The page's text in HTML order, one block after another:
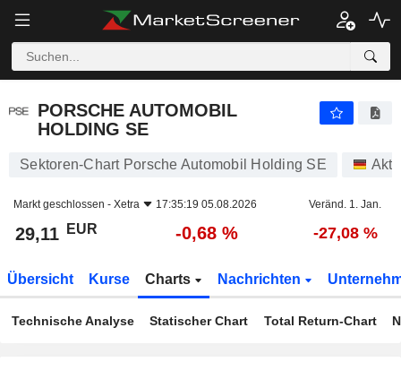
PORSCHE AUTOMOBIL
HOLDING SE
Sektoren-Chart Porsche Automobil Holding SE
Markt geschlossen - Xetra 17:35:19 05.08.2026 Veränd. 1. Jan.
29,11 EUR -0,68 % -27,08 %
Übersicht Kurse Charts Nachrichten
Technische Analyse Statischer Chart Total Return-Chart